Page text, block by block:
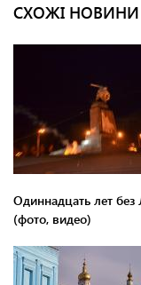
СХОЖІ НОВИНИ
Одиннадцать лет
(фото, видео)